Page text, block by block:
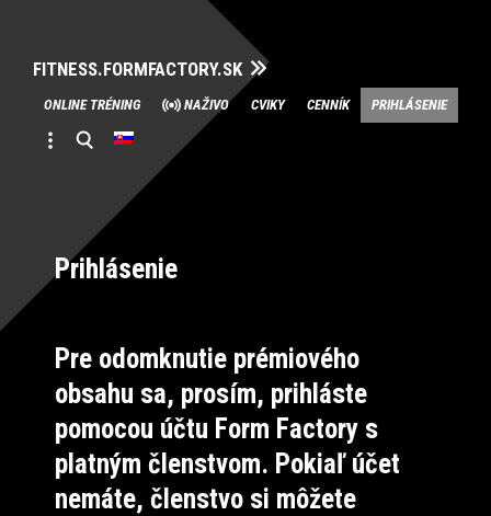
FITNESS.FORMFACTORY.SK
Skip
to
content
ONLINE TRÉNING NAŽIVO CVIKY CENNÍK PRIHLÁSENIE
Prihlásenie
Pre odomknutie prémiového
obsahu sa, prosím, prihláste
pomocou účtu Form Factory s
platným členstvom. Pokiaľ účet
nemáte, členstvo si môžete